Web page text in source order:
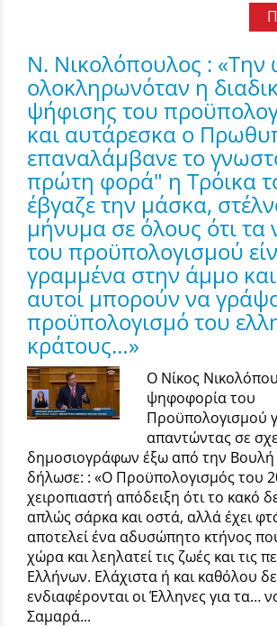
Ν. Νικολόπουλος :
ολοκληρωνόταν η
ψήφισης του
και αυτάρεσκα ο
επαναλάμβανε το
πρώτη φορά" η Τρόικα
έβγαζε την μάσκα,
μήνυμα σε όλους ότι τα
του προϋπολογισμού
γραμμένα στην άμμο
αυτοί μπορούν να
προϋπολογισμό του
κράτους…»
Ο Νίκος
ψηφοφορία του
Προϋπολογισμού
απαντώντας σε
δημοσιογράφων έξω από την
δήλωσε: : «Ο Προϋπολογισμός του
χειροπιαστή απόδειξη ότι το κακό
απλώς σάρκα και οστά, αλλά έχει
αποτελεί ένα αδυσώπητο κτήνος
χώρα και λεηλατεί τις ζωές και τις
Ελλήνων. Ελάχιστα ή και καθόλου
ενδιαφέρονται οι Έλληνες για τα…
Σαμαρά...